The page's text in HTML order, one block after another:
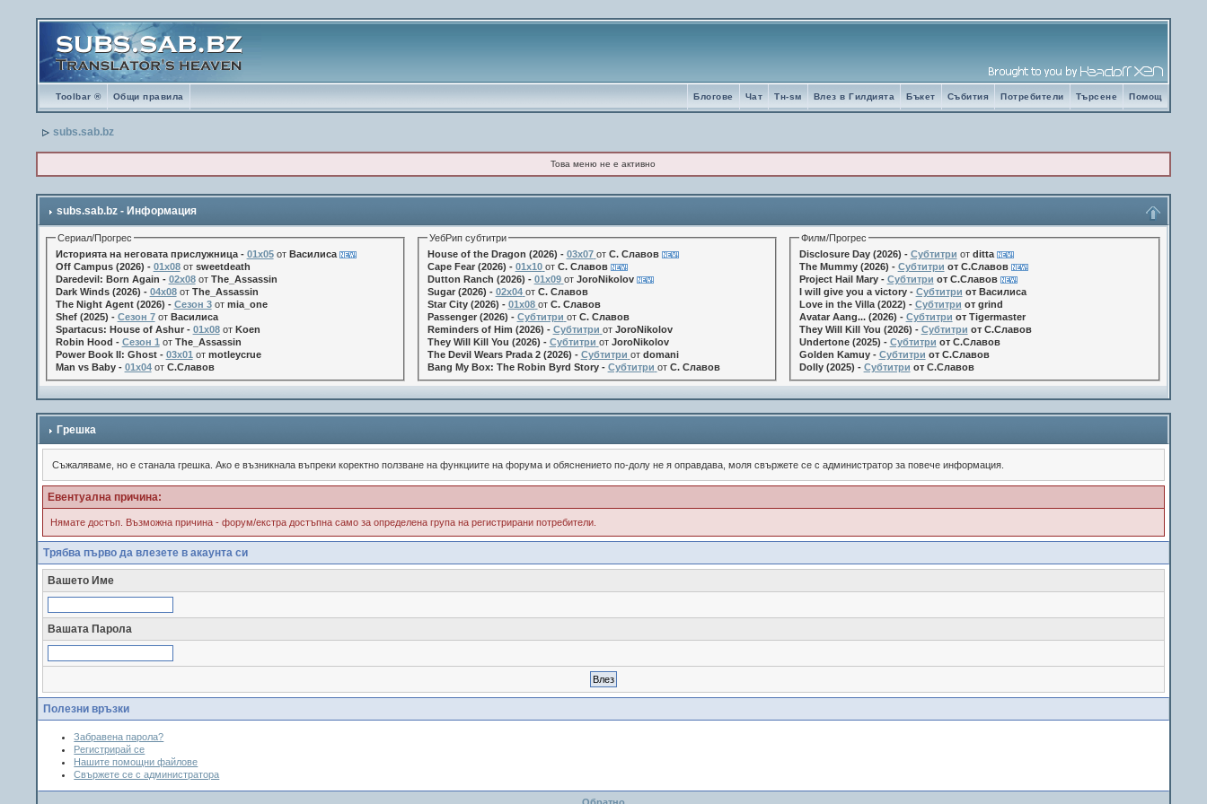
Toolbar ® Общи правила Помощ
Търсене
Потребители
Събития
Бъкет
Влез в Гилдията
Tн-sм
Чат
Блогове
subs.sab.bz
Това меню не е активно
subs.sab.bz - Информация
Сериал/Прогрес
Историята на неговата прислужница - 01х05от Василиса
Off Campus (2026) - 01x08от sweetdeath
Daredevil: Born Again - 02x08от The_Assassin
Dark Winds (2026) - 04x08от The_Assassin
The Night Agent (2026) - Сезон 3от mia_one
Shef (2025) - Сезон 7от Василиса
Spartacus: House of Ashur - 01x08от Koen
Robin Hood - Сезон 1 от The_Assassin
Power Book II: Ghost - 03x01 от motleycrue
Man vs Baby - 01x04от С.Славов
УебРип субтитри
House of the Dragon (2026) - 03x07 от С. Славов
Cape Fear (2026) - 01x10 от С. Славов
Dutton Ranch (2026) - 01x09 от JoroNikolov
Sugar (2026) - 02x04 от С. Славов
Star City (2026) - 01x08 от С. Славов
Passenger (2026) - Субтитри от С. Славов
Reminders of Him (2026) - Субтитри от JoroNikolov
They Will Kill You (2026) - Субтитри от JoroNikolov
The Devil Wears Prada 2 (2026) - Субтитри от domani
Bang My Box: The Robin Byrd Story - Субтитри от С. Славов
Филм/Прогрес
Disclosure Day (2026) - Субтитри от ditta
The Mummy (2026) - Субтитри от С.Славов
Project Hail Mary - Субтитри от С.Славов
I will give you a victory - Субтитри от Василиса
Love in the Villa (2022) - Субтитри от grind
Avatar Aang... (2026) - Субтитри от Tigermaster
They Will Kill You (2026) - Субтитри от С.Славов
Undertone (2025) - Субтитри от С.Славов
Golden Kamuy - Субтитри от С.Славов
Dolly (2025) - Субтитри от С.Славов
Грешка
Съжалявамe, но е станала грешка. Ако е възникнала въпреки коректно ползване на функциите на форума и обяснението по-долу не я оправдава, моля свържете се с администратор за повече информация.
Евентуална причина:
Нямате достъп. Възможна причина - форум/екстра достъпна само за определена група на регистрирани потребители.
Трябва първо да влезете в акаунта си
Вашето Име
Вашата Парола
Полезни връзки
Забравена парола?
Регистрирай се
Нашите помощни файлове
Свържете се с администратора